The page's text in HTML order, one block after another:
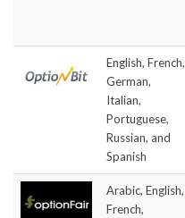
English, French,
German,
Italian,
Portuguese,
Russian, and
Spanish
Arabic, English,
French,